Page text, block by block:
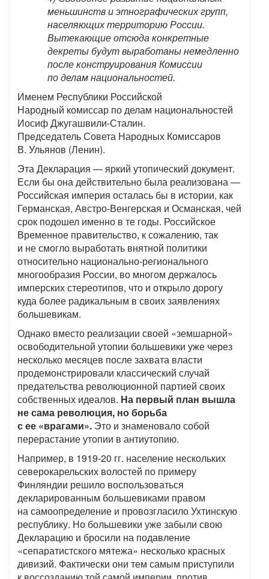
меньшинств и этнографических групп,
населяющих территорию России.
Вытекающие отсюда конкретные
декреты будут выработаны немедленно
после конструирования Комиссии
по делам национальностей.
Именем Республики Российской
Народный комиссар по делам национальностей
Иосиф Джугашвили-Сталин.
Председатель Совета Народных Комиссаров
В. Ульянов (Ленин).
Эта Декларация — яркий утопический документ.
Если бы она действительно была реализована —
Российская империя осталась бы в истории, как
Германская, Австро-Венгерская и Османская, чей
срок подошел именно в те годы. Российское
Временное правительство, к сожалению, так
и не смогло выработать внятной политики
относительно национально-регионального
многообразия России, во многом держалось
имперских стереотипов, что и открыло дорогу
куда более радикальным в своих заявлениях
большевикам.
Однако вместо реализации своей «земшарной»
освободительной утопии большевики уже через
несколько месяцев после захвата власти
продемонстрировали классический случай
предательства революционной партией своих
собственных идеалов. На первый план вышла
не сама революция, но борьба
с ее «врагами». Это и знаменовало собой
перерастание утопии в антиутопию.
Например, в 1919-20 гг. население нескольких
северокарельских волостей по примеру
Финляндии решило воспользоваться
декларированным большевиками правом
на самоопределение и провозгласило Ухтинскую
республику. Но большевики уже забыли свою
Декларацию и бросили на подавление
«сепаратистского мятежа» несколько красных
дивизий. Фактически они тем самым приступили